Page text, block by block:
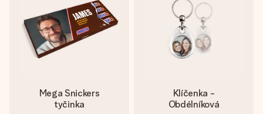
Mega Snickers
tyčinka
Klíčenka -
Obdélníková